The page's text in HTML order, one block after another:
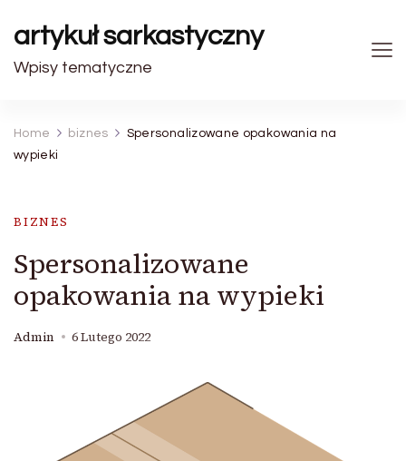
artykuł sarkastyczny
Wpisy tematyczne
Home biznes
Spersonalizowane opakowania na
wypieki
BIZNES
Spersonalizowane
opakowania na wypieki
Admin 6 Lutego 2022